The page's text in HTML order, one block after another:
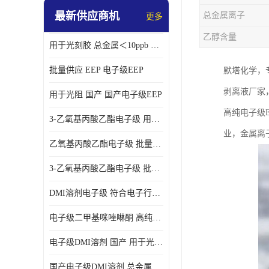
最新供应商机 更多
用于光刻胶 总金属＜10ppb 电子级EEP溶剂
批量供应 EEP 电子级EEP
用于光阻 国产 国产电子级EEP
3-乙氧基丙酸乙酯电子级 用于剥离液 国产
乙氧基丙酸乙酯电子级 批量供应 电子级
3-乙氧基丙酸乙酯电子级 批量供应
DMI溶剂电子级 符合电子行业要求
电子级二甲基咪唑啉酮 高纯度 用于光阻
电子级DMI溶剂 国产 用于光刻胶
总金属离子
乙醇含量
默塔化学，
剥离液厂家
高纯电子级
业，金属离